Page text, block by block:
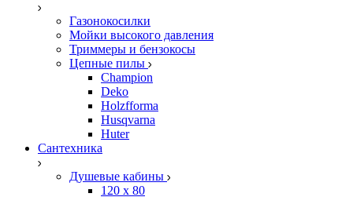
Газонокосилки
Мойки высокого давления
Триммеры и бензокосы
Цепные пилы
Champion
Deko
Holzfforma
Husqvarna
Huter
Сантехника
Душевые кабины
120 x 80